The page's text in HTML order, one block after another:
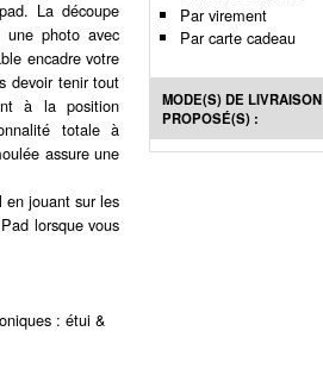
La découpe
une photo avec
encadre votre
devoir tenir tout
à la position
totale à
assure une
en jouant sur les
lorsque vous
: étui &
Par virement
Par carte cadeau
MODE(S) DE LIVRAISON
PROPOSÉ(S) :